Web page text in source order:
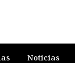
Notícias